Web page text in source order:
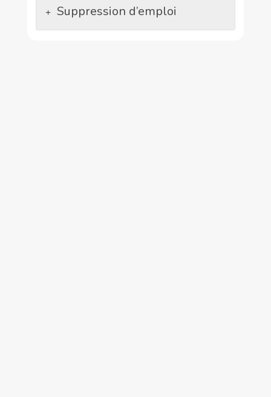
Suppression d’emploi